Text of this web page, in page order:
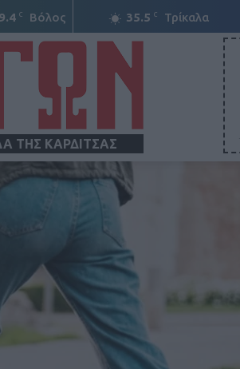
C Βόλος 35.5 C Τρίκαλα
ΤΗΣ ΚΑΡΔΙΤΣΑΣ